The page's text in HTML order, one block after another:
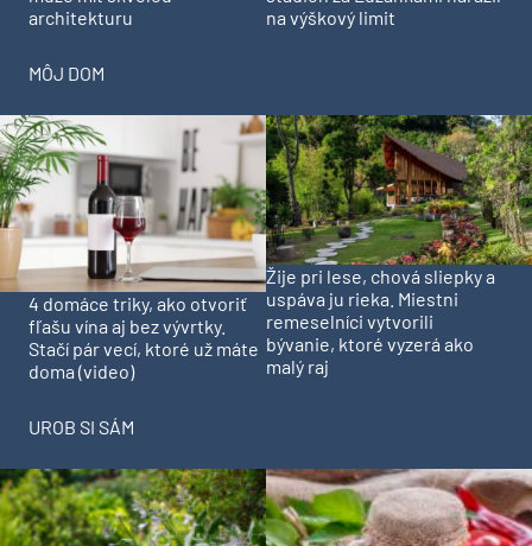
architekturu
na výškový limit
MÔJ DOM
4 domáce triky, ako otvoriť
fľašu vína aj bez vývrtky.
Stačí pár vecí, ktoré už máte
doma (video)
Žije pri lese, chová sliepky a
uspáva ju rieka. Miestni
remeselníci vytvorili
bývanie, ktoré vyzerá ako
malý raj
UROB SI SÁM